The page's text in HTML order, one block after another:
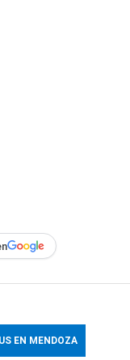
EN MENDOZA